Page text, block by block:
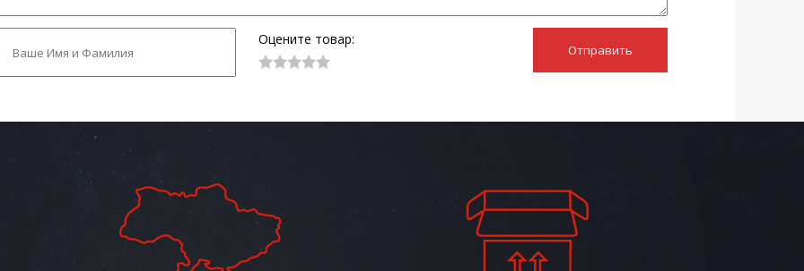
Оцените товар:
Отправить